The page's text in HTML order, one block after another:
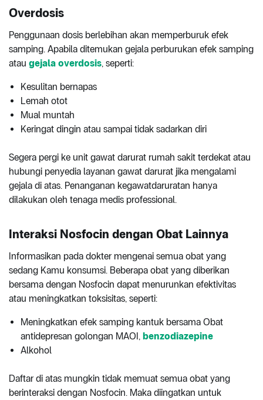
Overdosis
Penggunaan dosis berlebihan akan memperburuk efek
samping. Apabila ditemukan gejala perburukan efek samping
atau gejala overdosis, seperti:
Kesulitan bernapas
Lemah otot
Mual muntah
Keringat dingin atau sampai tidak sadarkan diri
Segera pergi ke unit gawat darurat rumah sakit terdekat atau
hubungi penyedia layanan gawat darurat jika mengalami
gejala di atas. Penanganan kegawatdaruratan hanya
dilakukan oleh tenaga medis professional.
Interaksi Nosfocin dengan Obat Lainnya
Informasikan pada dokter mengenai semua obat yang
sedang Kamu konsumsi. Beberapa obat yang diberikan
bersama dengan Nosfocin dapat menurunkan efektivitas
atau meningkatkan toksisitas, seperti:
Meningkatkan efek samping kantuk bersama Obat
antidepresan golongan MAOI, benzodiazepine
Alkohol
Daftar di atas mungkin tidak memuat semua obat yang
berinteraksi dengan Nosfocin. Maka diingatkan untuk